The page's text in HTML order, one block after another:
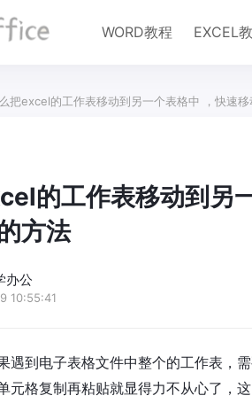
WORD教程 EXCEL
把excel的工作表移动到另一个表格中 ，快速
的工作表移动到另
方法
办公
10:55:41
遇到电子表格文件中整个的工作表，
元格复制再粘贴就显得力不从心了，